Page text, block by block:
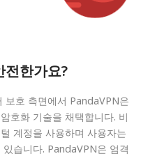
한가요?
보호 측면에서 PandaVPN은
호화 기술을 채택합니다. 비
계정을 사용하며 사용자는
습니다. PandaVPN은 엄격